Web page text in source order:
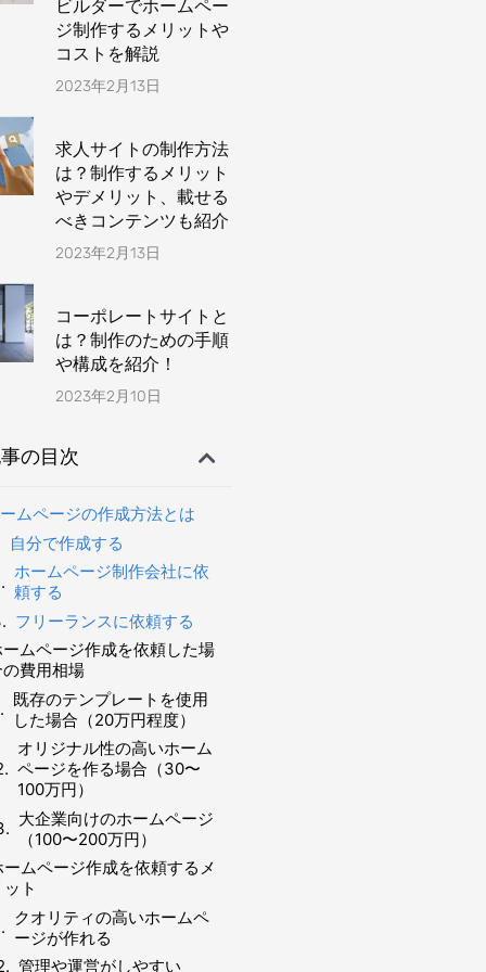
ビルダーでホームペー
ジ制作するメリットや
コストを解説
2023年2月13日
求人サイトの制作方法
は？制作するメリット
やデメリット、載せる
べきコンテンツも紹介
2023年2月13日
コーポレートサイトと
は？制作のための手順
や構成を紹介！
2023年2月10日
の目次
ムページの作成方法とは
自分で作成する
ホームページ制作会社に依
頼する
フリーランスに依頼する
ムページ作成を依頼した場
費用相場
既存のテンプレートを使用
した場合（20万円程度）
オリジナル性の高いホーム
ページを作る場合（30〜
100万円）
大企業向けのホームページ
（100〜200万円）
ームページ作成を依頼するメ
ト
クオリティの高いホームペ
ージが作れる
管理や運営がしやすい